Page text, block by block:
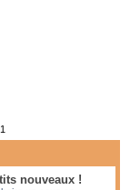
nouveaux !